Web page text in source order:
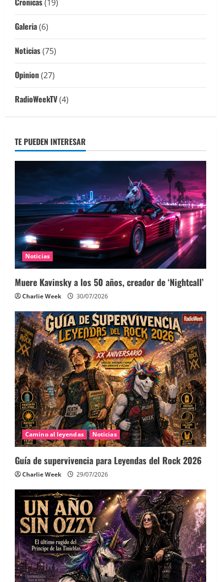
(19)
Galeria(6)
Noticias(75)
Opinion(27)
RadioWeekTV(4)
TE PUEDEN INTERESAR
Noticias
Muere Kavinsky a los 50 años, creador de ‘Nightcall’
Charlie Week 30/07/2026
Camino al leyendas Noticias
Guía de supervivencia para Leyendas del Rock 2026
Charlie Week 29/07/2026